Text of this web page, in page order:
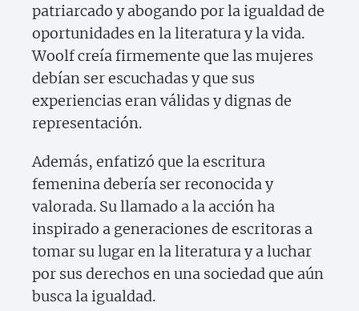
patriarcado y abogando por la igualdad de
oportunidades en la literatura y la vida.
Woolf creía firmemente que las mujeres
debían ser escuchadas y que sus
experiencias eran válidas y dignas de
representación.
Además, enfatizó que la escritura
femenina debería ser reconocida y
valorada. Su llamado a la acción ha
inspirado a generaciones de escritoras a
tomar su lugar en la literatura y a luchar
por sus derechos en una sociedad que aún
busca la igualdad.